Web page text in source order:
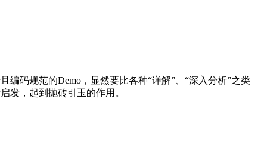
码规范的Demo，显然要比各种“详解”、“深入分析”之类
发，起到抛砖引玉的作用。